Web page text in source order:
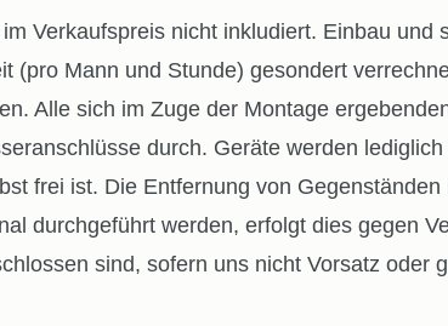
Verkaufspreis nicht inkludiert. Einbau und
(pro Mann und Stunde) gesondert
Alle sich im Zuge der Montage
durch. Geräte werden
frei ist. Die Entfernung von
durchgeführt werden, erfolgt dies gegen
sind, sofern uns nicht Vorsatz oder